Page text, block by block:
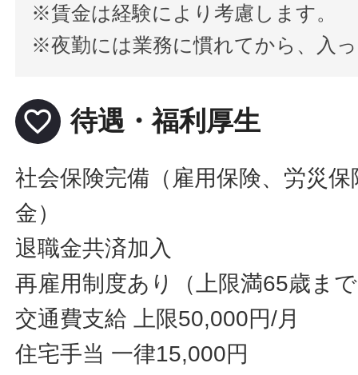
※賃金は経験により考慮します。
※夜勤には業務に慣れてから、入
favorite_border 待遇・福利厚生
社会保険完備（雇用保険、労災
金）
退職金共済加入
再雇用制度あり（上限満65歳ま
交通費支給 上限50,000円/月
住宅手当 一律15,000円